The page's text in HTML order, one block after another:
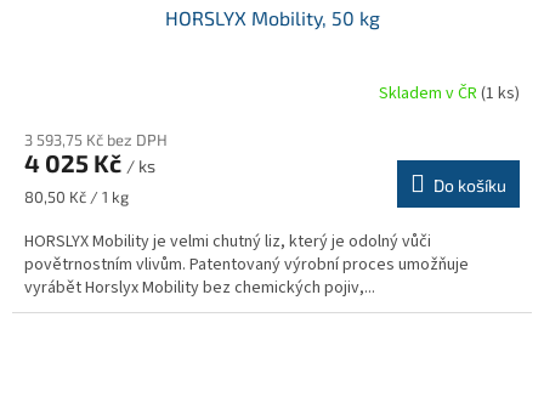
HORSLYX Mobility, 50 kg
produktu
je
5,0
5
hvězdiček.
Skladem v ČR(1 ks)
3 593,75 Kč bez DPH
4 025 Kč / ks
Měrná
80,50 Kč / 1 kg
Do košíku
HORSLYX Mobility je velmi chutný liz, který je odolný vůči
povětrnostním vlivům. Patentovaný výrobní proces umožňuje
vyrábět Horslyx Mobility bez chemických pojiv,...